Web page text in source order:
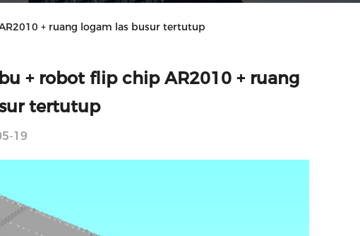
+ ruang logam las busur tertutup
+ robot flip chip AR2010 + ruang
tertutup
19